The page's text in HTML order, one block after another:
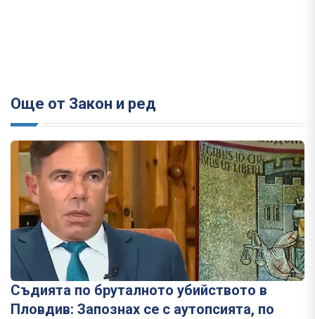
Още от Закон и ред
Съдията по бруталното убийството в
Пловдив: Запознах се с аутопсията, по